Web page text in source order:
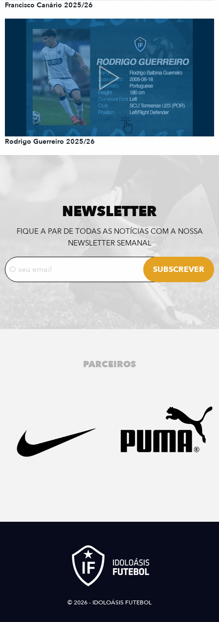
Francisco Canário 2025/26
Rodrigo Guerreiro 2025/26
NEWSLETTER
FIQUE A PAR DE TODAS AS NOTÍCIAS COM A NOSSA
NEWSLETTER SEMANAL
PARCEIROS
© 2026 - IDOLOÁSIS FUTEBOL